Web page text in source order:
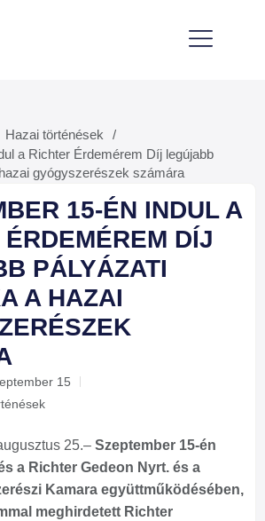
Hazai történések
/
a Richter Érdemérem Díj legújabb
gyógyszerészek számára
15-ÉN INDUL A
DÍJ
PÁLYÁZATI
A HAZAI
15
25.– Szeptember 15-én
a Richter Gedeon Nyrt. és a
Kamara együttműködésében,
meghirdetett Richter